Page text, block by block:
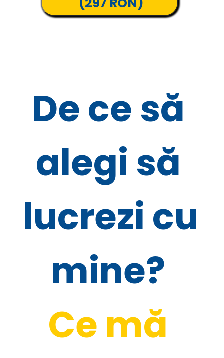
De ce să
alegi să
lucrezi cu
mine?
Ce mă